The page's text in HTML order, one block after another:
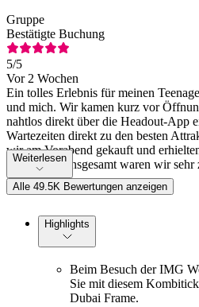
Gruppe
Bestätigte Buchung
5/5
Vor 2 Wochen
Ein tolles Erlebnis für meinen
und mich. Wir kamen kurz vor
nahtlos direkt über die Headout-App
Wartezeiten direkt zu den besten
wir am Vorabend gekauft und
per E-Mail. Insgesamt waren wir sehr
Weiterlesen
Alle 49.5K Bewertungen anzeigen
Highlights
Beim Besuch der IMG
Sie mit diesem
Dubai Frame.